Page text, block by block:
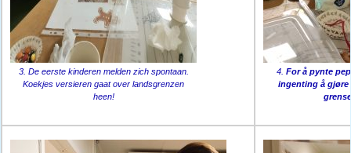
3. De eerste kinderen melden zich spontaan.
Koekjes versieren gaat over landsgrenzen
heen!
4. For å pynte
ingenting å gjøre